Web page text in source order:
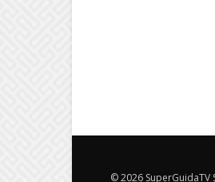
© 2026 SuperGuidaTV